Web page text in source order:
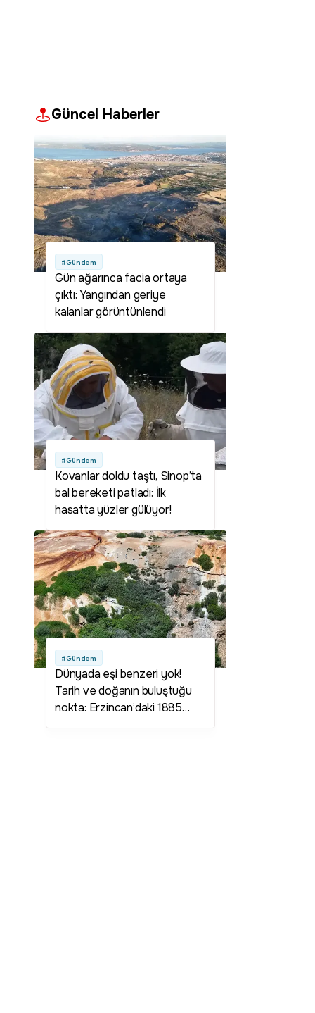
Güncel Haberler
#Gündem
Gün ağarınca facia ortaya
çıktı: Yangından geriye
kalanlar görüntünlendi
#Gündem
Kovanlar doldu taştı, Sinop’ta
bal bereketi patladı: İlk
hasatta yüzler gülüyor!
#Gündem
Dünyada eşi benzeri yok!
Tarih ve doğanın buluştuğu
nokta: Erzincan’daki 1885